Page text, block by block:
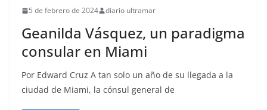
5 de febrero de 2024 diario ultramar
Geanilda Vásquez, un paradigma
consular en Miami
Por Edward Cruz A tan solo un año de su llegada a la
ciudad de Miami, la cónsul general de